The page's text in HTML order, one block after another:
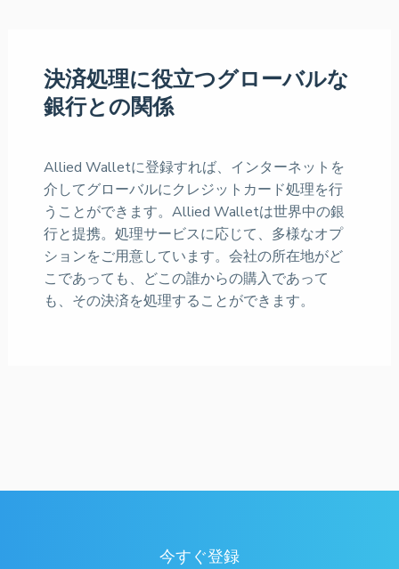
決済処理に役立つグローバルな
銀行との関係
Allied Walletに登録すれば、インターネットを
介してグローバルにクレジットカード処理を行
うことができます。Allied Walletは世界中の銀
行と提携。処理サービスに応じて、多様なオプ
ションをご用意しています。会社の所在地がど
こであっても、どこの誰からの購入であって
も、その決済を処理することができます。
今すぐ登録